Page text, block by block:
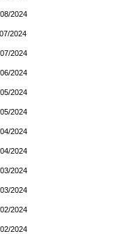
2024
2024
2024
2024
2024
2024
2024
2024
2024
2024
2024
2024